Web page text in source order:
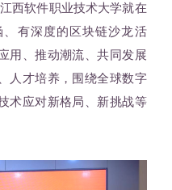
西软件职业技术大学就在
有深度的区块链沙龙活
用、推动潮流、共同发展
人才培养，围绕全球数字
术应对新格局、新挑战等